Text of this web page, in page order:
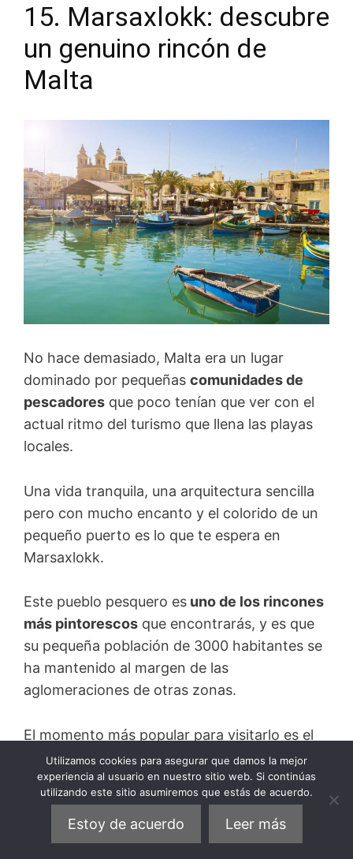
15. Marsaxlokk: descubre
un genuino rincón de
Malta
No hace demasiado, Malta era un lugar
dominado por pequeñas comunidades de
pescadores que poco tenían que ver con el
actual ritmo del turismo que llena las playas
locales.
Una vida tranquila, una arquitectura sencilla
pero con mucho encanto y el colorido de un
pequeño puerto es lo que te espera en
Marsaxlokk.
Este pueblo pesquero es uno de los rincones
más pintorescos que encontrarás, y es que
su pequeña población de 3000 habitantes se
ha mantenido al margen de las
aglomeraciones de otras zonas.
El momento más popular para visitarlo es el
domingo cuando se monta supopular y
tradicional mercado del pescad, además de
souvenirs.
También podrás ver las embarcaciones de
Utilizamos cookies para asegurar que damos la mejor
experiencia al usuario en nuestro sitio web. Si continúas
utilizando este sitio asumiremos que estás de acuerdo.
Estoy de acuerdo Leer más